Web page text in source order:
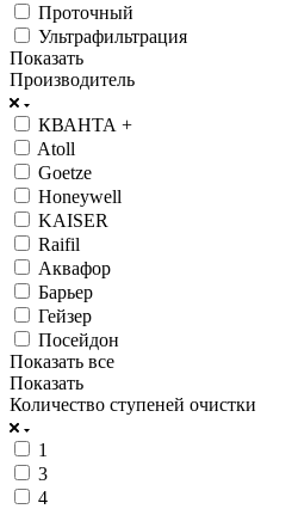
Проточный
Ультрафильтрация
Показать
Производитель
КВАНТА +
Atoll
Goetze
Honeywell
KAISER
Raifil
Аквафор
Барьер
Гейзер
Посейдон
Показать все
Показать
Количество ступеней очистки
1
3
4